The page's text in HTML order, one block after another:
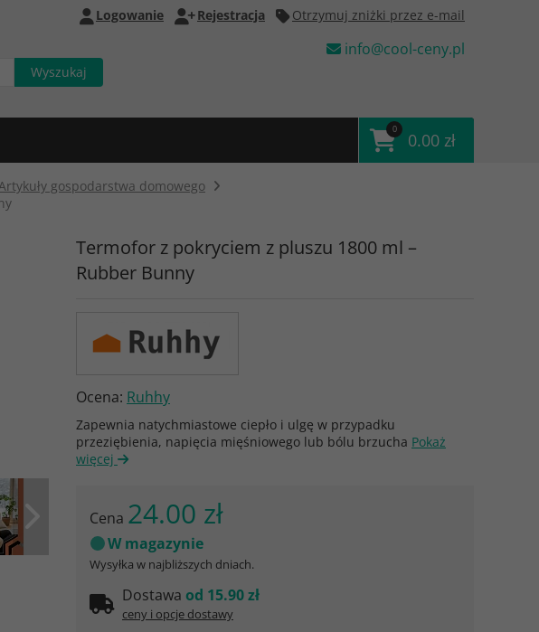
Logowanie Rejestracja Otrzymuj zniżki przez e-mail
info@cool-ceny.pl
0
0.00 zł
gospodarstwa domowego
Termofor z pokryciem z pluszu 1800 ml –
Rubber Bunny
Ocena: Ruhhy
Zapewnia natychmiastowe ciepło i ulgę w przypadku
przeziębienia, napięcia mięśniowego lub bólu brzucha Pokaż
więcej
Cena 24.00 zł
W magazynie
Wysyłka w najbliższych dniach.
Dostawa od 15.90 zł
ceny i opcje dostawy